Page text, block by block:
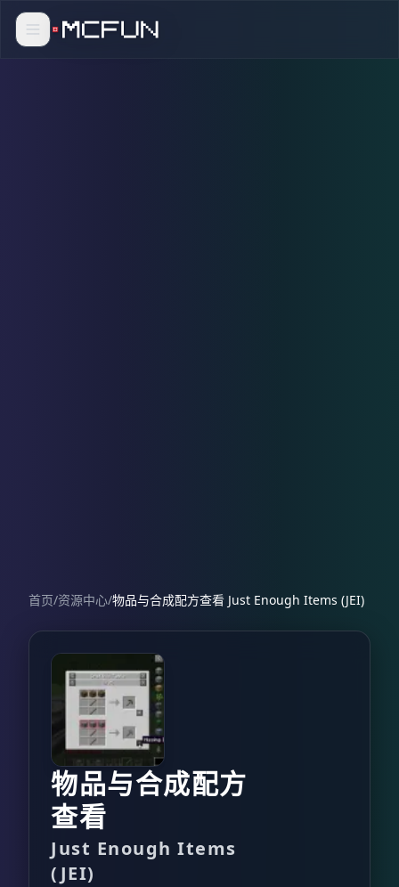
首页/资源中心/物品与合成配方查看 Just Enough Items (JEI)
物品与合成配方
查看
Just Enough Items
(JEI)